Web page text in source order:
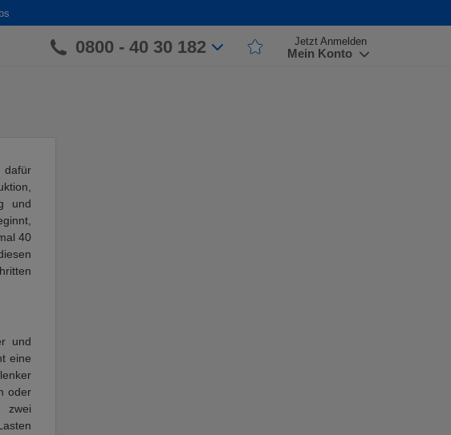
0800 - 40 30 182 Jetzt Anmelden
Mein Konto
und
40
und
eine
oder
zwei